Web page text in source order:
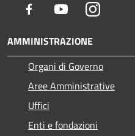
Facebook YoutubeInstagram
AMMINISTRAZIONE
Organi di Governo
Aree Amministrative
Uffici
Enti e fondazioni